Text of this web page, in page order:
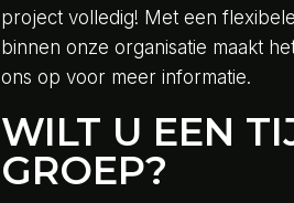
project volledig! Met een
binnen onze organisatie maakt
ons op voor meer informatie.
WILT U EEN
GROEP?